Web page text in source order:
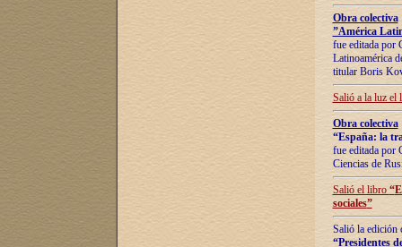
Obra colectiva
”América
fue editada por
Latinoamérica
titular Boris
Salió a la luz el
Obra colectiva
“España: la
fue editada por
Ciencias de
Salió el libro “
sociales”
Salió la edición
“Presidentes